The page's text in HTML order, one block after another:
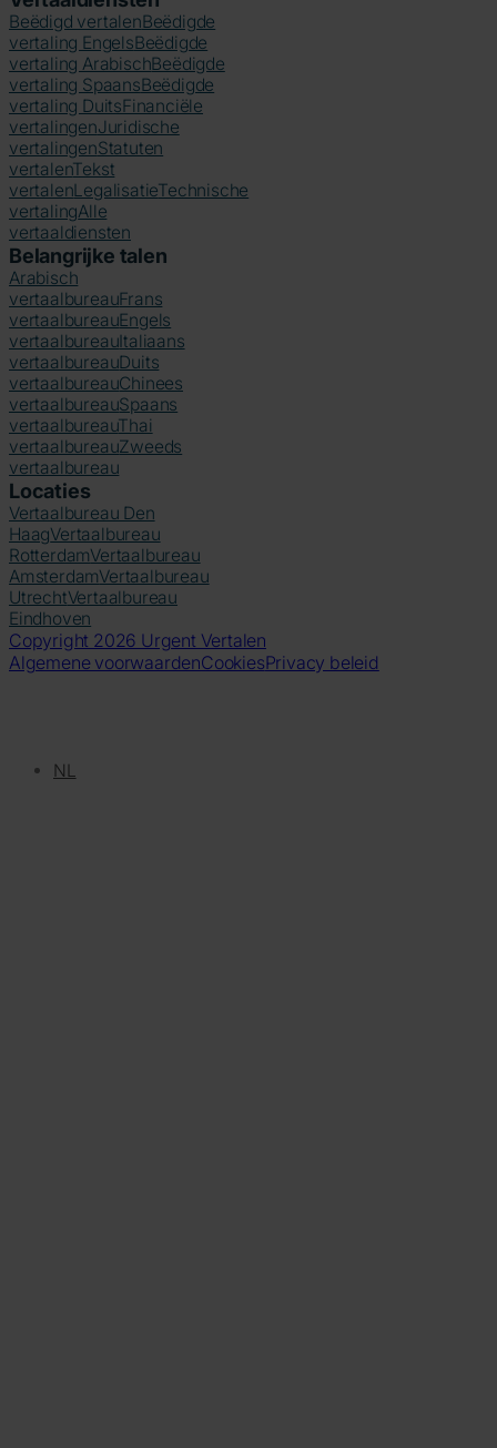
Beëdigd vertalenBeëdigde
vertaling EngelsBeëdigde
vertaling ArabischBeëdigde
vertaling SpaansBeëdigde
vertaling DuitsFinanciële
vertalingenJuridische
vertalingenStatuten
vertalenTekst
vertalenLegalisatieTechnische
vertalingAlle
vertaaldiensten
Belangrijke talen
Arabisch
vertaalbureauFrans
vertaalbureauEngels
vertaalbureau Italiaans
vertaalbureauDuits
vertaalbureauChinees
vertaalbureauSpaans
vertaalbureauThai
vertaalbureauZweeds
vertaalbureau
Locaties
Vertaalbureau Den
HaagVertaalbureau
RotterdamVertaalbureau
AmsterdamVertaalbureau
UtrechtVertaalbureau
Eindhoven
Copyright 2026 Urgent Vertalen
Algemene voorwaardenCookiesPrivacy beleid
NL